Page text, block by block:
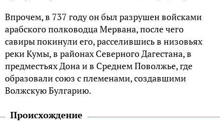
Впрочем, в 737 году он был разрушен войсками
арабского полководца Мервана, после чего
савиры покинули его, расселившись в низовьях
реки Кумы, в районах Северного Дагестана, в
предместьях Дона и в Среднем Поволжье, где
образовали союз с племенами, создавшими
Волжскую Булгарию.
Происхождение